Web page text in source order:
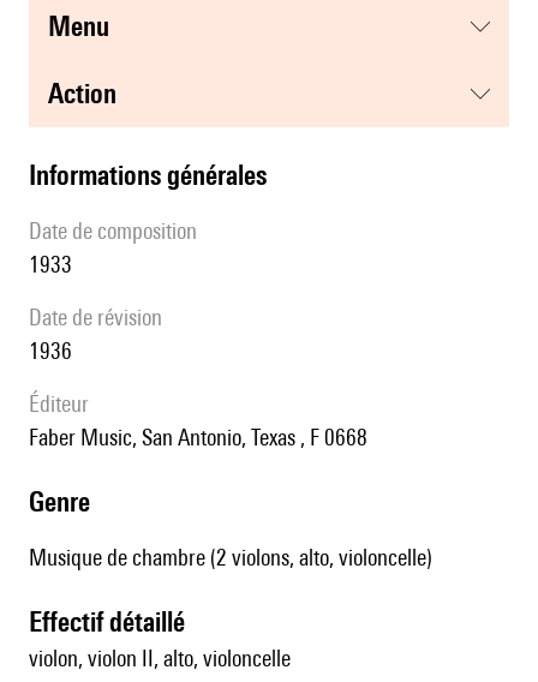
menu
action
informations générales
date de composition
1933
date de révision
1936
éditeur
Faber Music, San Antonio, Texas , F 0668
genre
Musique de chambre (2 violons, alto, violoncelle)
effectif détaillé
violon, violon II, alto, violoncelle